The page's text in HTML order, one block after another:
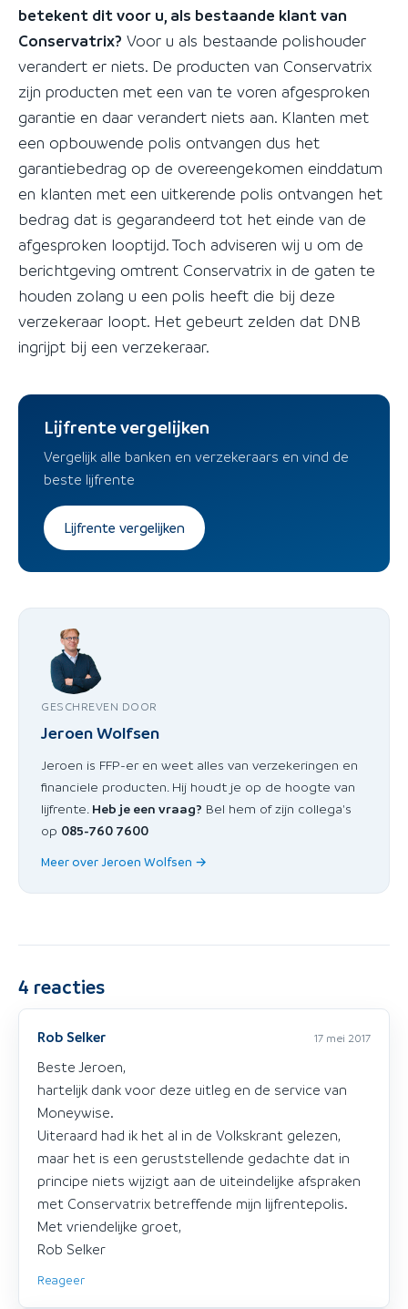
betekent dit voor u, als bestaande klant van
Conservatrix? Voor u als bestaande polishouder
verandert er niets. De producten van Conservatrix
zijn producten met een van te voren afgesproken
garantie en daar verandert niets aan. Klanten met
een opbouwende polis ontvangen dus het
garantiebedrag op de overeengekomen einddatum
en klanten met een uitkerende polis ontvangen het
bedrag dat is gegarandeerd tot het einde van de
afgesproken looptijd. Toch adviseren wij u om de
berichtgeving omtrent Conservatrix in de gaten te
houden zolang u een polis heeft die bij deze
verzekeraar loopt. Het gebeurt zelden dat DNB
ingrijpt bij een verzekeraar.
Lijfrente vergelijken
Vergelijk alle banken en verzekeraars en vind de
beste lijfrente
Lijfrente vergelijken
GESCHREVEN DOOR
Jeroen Wolfsen
Jeroen is FFP-er en weet alles van verzekeringen en
financiele producten. Hij houdt je op de hoogte van
lijfrente. Heb je een vraag? Bel hem of zijn collega's
op 085-760 7600
Meer over Jeroen Wolfsen →
4 reacties
Rob Selker 17 mei 2017
Beste Jeroen,
hartelijk dank voor deze uitleg en de service van
Moneywise.
Uiteraard had ik het al in de Volkskrant gelezen,
maar het is een geruststellende gedachte dat in
principe niets wijzigt aan de uiteindelijke afspraken
met Conservatrix betreffende mijn lijfrentepolis.
Met vriendelijke groet,
Rob Selker
Reageer